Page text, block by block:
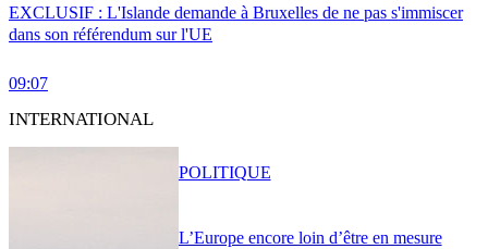
EXCLUSIF : L'Islande demande à Bruxelles de ne pas s'immiscer
dans son référendum sur l'UE
09:07
INTERNATIONAL
L’Europe encore loin d’être en mesure
POLITIQUE